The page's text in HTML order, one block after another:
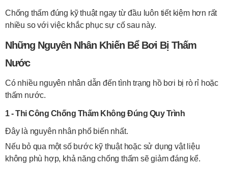
Chống thấm đúng kỹ thuật ngay từ đầu luôn tiết kiệm hơn rất
nhiều so với việc khắc phục sự cố sau này.
Những Nguyên Nhân Khiến Bể Bơi Bị Thấm
Nước
Có nhiều nguyên nhân dẫn đến tình trạng hồ bơi bị rò rỉ hoặc
thấm nước.
1 - Thi Công Chống Thấm Không Đúng Quy Trình
Đây là nguyên nhân phổ biến nhất.
Nếu bỏ qua một số bước kỹ thuật hoặc sử dụng vật liệu
không phù hợp, khả năng chống thấm sẽ giảm đáng kể.